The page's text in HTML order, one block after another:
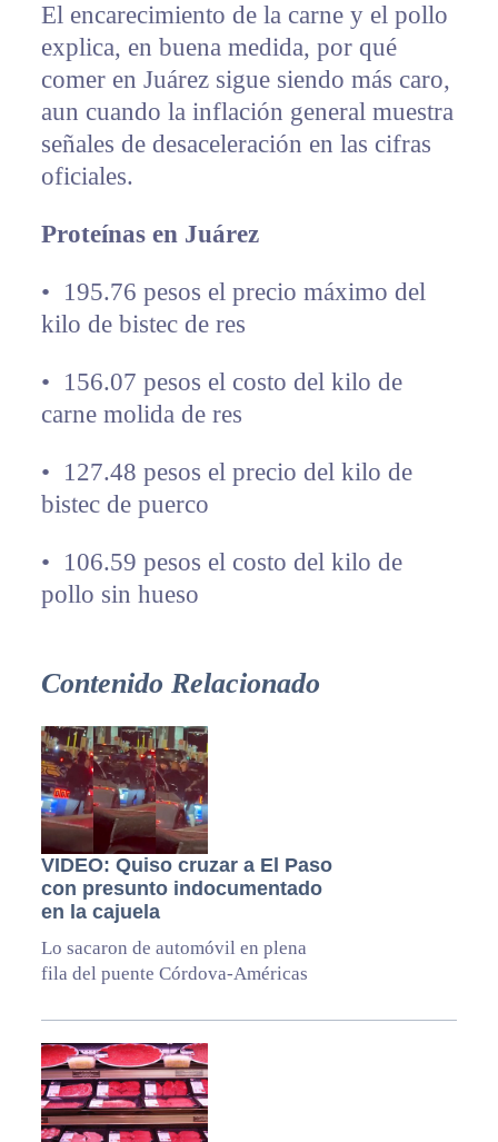
El encarecimiento de la carne y el pollo
explica, en buena medida, por qué
comer en Juárez sigue siendo más caro,
aun cuando la inflación general muestra
señales de desaceleración en las cifras
oficiales.
Proteínas en Juárez
•⁠ ⁠195.76 pesos el precio máximo del
kilo de bistec de res
•⁠ ⁠156.07 pesos el costo del kilo de
carne molida de res
•⁠ ⁠127.48 pesos el precio del kilo de
bistec de puerco
•⁠ ⁠106.59 pesos el costo del kilo de
pollo sin hueso
Contenido Relacionado
VIDEO: Quiso cruzar a El Paso
con presunto indocumentado
en la cajuela
Lo sacaron de automóvil en plena
fila del puente Córdova-Américas